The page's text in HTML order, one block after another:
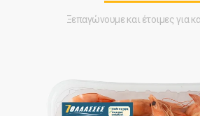
Ξεπαγώνουμε και έτοιμες για